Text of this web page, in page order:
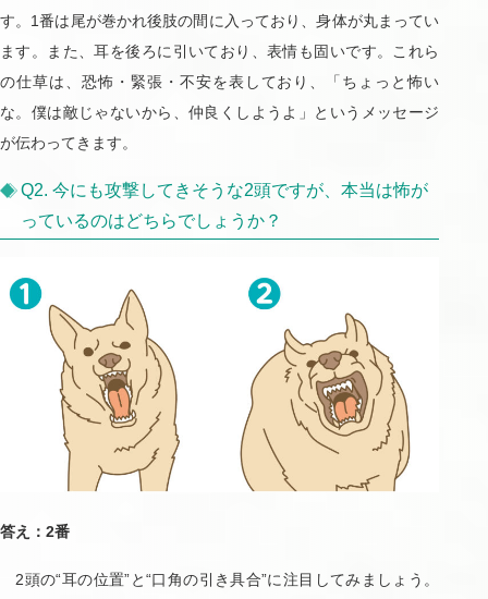
す。1番は尾が巻かれ後肢の間に入っており、身体が丸まってい
ます。また、耳を後ろに引いており、表情も固いです。これら
の仕草は、恐怖・緊張・不安を表しており、「ちょっと怖い
な。僕は敵じゃないから、仲良くしようよ」というメッセージ
が伝わってきます。
Q2. 今にも攻撃してきそうな2頭ですが、本当は怖が
っているのはどちらでしょうか？
答え：2番
2頭の“耳の位置”と“口角の引き具合”に注目してみましょう。